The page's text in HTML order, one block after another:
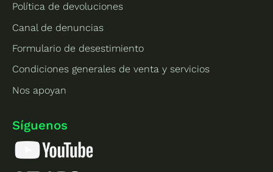
Política de devoluciones
Canal de denuncias
Formulario de desestimiento
Condiciones generales de venta y servicios
Nos apoyan
Síguenos